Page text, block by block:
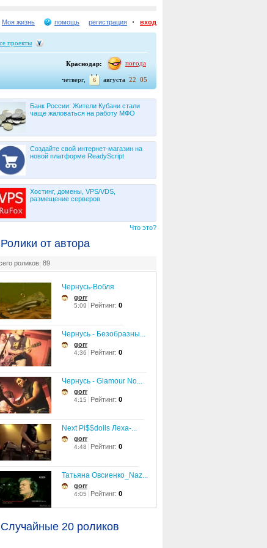
Моя жизнь помощь регистрация вход
проекты
Краснодар: погода
22 05
августа
6
четверг,
Банк России: Жители Кубани стали
чаще жаловаться на работу МФО
Создайте свой интернет-магазин на
новой платформе ReadyScript
Хостинг, домены, VPS/VDS,
размещение серверов
Что это?
Ролики от автора
роликов: 89
Чернусь-Вобля
gorr
5:09 Рейтинг: 0
Чернусь - Безобразны...
gorr
4:36 Рейтинг: 0
Чернусь - Glamour No...
gorr
4:15 Рейтинг: 0
Next Pi$$dolls Леха-...
gorr
4:48 Рейтинг: 0
Татьяна Овсиенко_Naz...
gorr
4:05 Рейтинг: 0
Nazareth - Love Lead...
gorr
Случайные 20 роликов